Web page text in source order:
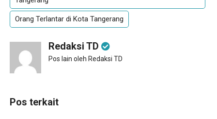
Orang Terlantar di Kota Tangerang
Redaksi TD
Pos lain oleh Redaksi TD
Pos terkait